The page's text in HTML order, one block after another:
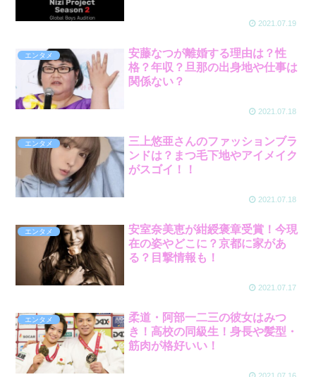
2021.07.19
エンタメ
安藤なつが離婚する理由は？性
格？年収？旦那の出身地や仕事は
関係ない？
2021.07.18
エンタメ
三上悠亜さんのファッションブラ
ンドは？まつ毛下地やアイメイク
がスゴイ！！
2021.07.18
エンタメ
安室奈美恵が紺綬褒章受賞！今現
在の姿やどこに？京都に家があ
る？目撃情報も！
2021.07.17
エンタメ
柔道・阿部一二三の彼女はみつ
き！高校の同級生！身長や髪型・
筋肉が格好いい！